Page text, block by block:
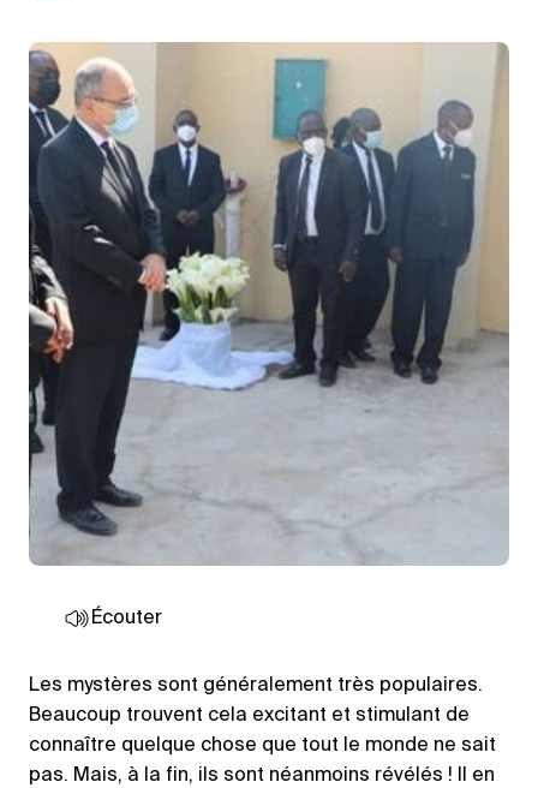
Écouter
Les mystères sont généralement très populaires.
Beaucoup trouvent cela excitant et stimulant de
connaître quelque chose que tout le monde ne sait
pas. Mais, à la fin, ils sont néanmoins révélés ! Il en